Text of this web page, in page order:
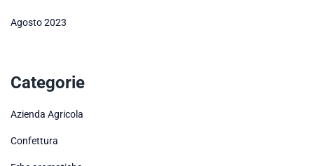
Agosto 2023
Categorie
Azienda Agricola
Confettura